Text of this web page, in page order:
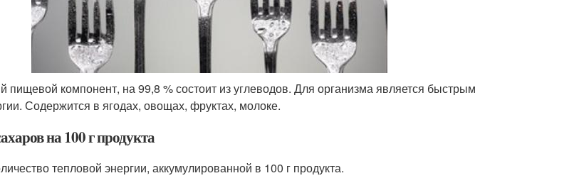
пищевой компонент, на 99,8 % состоит из углеводов. Для организма является быстрым
Содержится в ягодах, овощах, фруктах, молоке.
на 100 г продукта
тепловой энергии, аккумулированной в 100 г продукта.